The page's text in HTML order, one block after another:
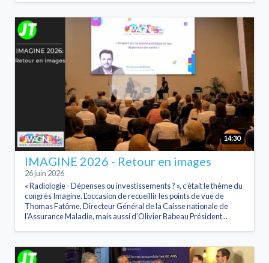
14:30
IMAGINE 2026 - Retour en images
26 juin 2026
« Radiologie - Dépenses ou investissements ? », c’était le thème du
congrès Imagine. L’occasion de recueillir les points de vue de
Thomas Fatôme, Directeur Général de la Caisse nationale de
l’Assurance Maladie, mais aussi d’Olivier Babeau Président...